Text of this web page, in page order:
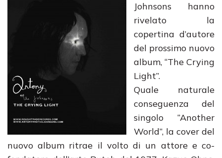
Johnsons hanno
rivelato la
copertina d’autore
del prossimo nuovo
album, “The Crying
Light”.
Quale naturale
conseguenza del
singolo “Another
World”, la cover del
nuovo album ritrae il volto di un attore e co-